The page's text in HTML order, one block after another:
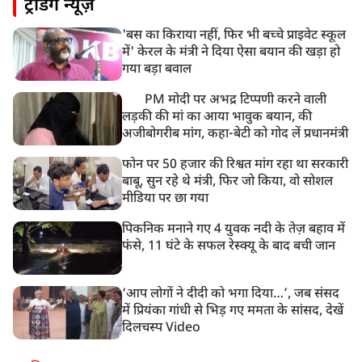
UP: लखनऊ में चलती कार में लगी आग, युवक की जिंदा जलकर
ट्रेंडिंग न्यूज़
'बस का किराया नहीं, फिर भी बच्चे प्राइवेट स्कूल
में' केरल के मंत्री ने दिया ऐसा बयान की खड़ा हो
गया बड़ा बवाल
PM मोदी पर अभद्र टिप्पणी करने वाली
लड़की की मां का आया भावुक बयान, की
अजीबोगरीब मांग, कहा-बेटी को गोद लें प्रधानमंत्री
फोन पर 50 हजार की रिश्वत मांग रहा था सरकारी
बाबू, सुन रहे थे मंत्री, फिर जो किया, वो सोशल
मीडिया पर छा गया
पिकनिक मनाने गए 4 युवक नदी के तेज़ बहाव में
फंसे, 11 घंटे के सफल रेस्क्यू के बाद बची जान
‘आप लोगों ने दीदी को भगा दिया…’, जब संसद
में प्रियंका गांधी से भिड़ गए ममता के सांसद, देखें
दिलचस्प Video